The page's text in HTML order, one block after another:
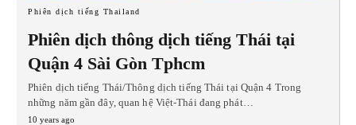
Phiên dịch tiếng Thailand
Phiên dịch thông dịch tiếng Thái tại
Quận 4 Sài Gòn Tphcm
Phiên dịch tiếng Thái/Thông dịch tiếng Thái tại Quận 4 Trong
những năm gần đây, quan hệ Việt-Thái đang phát…
10 years ago